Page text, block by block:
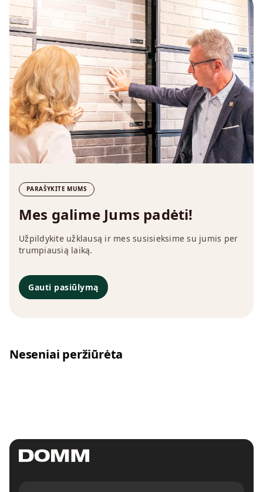
PARAŠYKITE MUMS
Mes galime Jums padėti!
Užpildykite užklausą ir mes susisieksime su jumis per
trumpiausią laiką.
Gauti pasiūlymą
Neseniai peržiūrėta